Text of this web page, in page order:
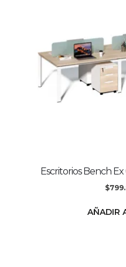
Escritorios Bench Ex
$
AÑADIR